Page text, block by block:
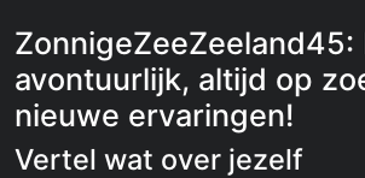
ZonnigeZeeZeeland45:
avontuurlijk, altijd op
nieuwe ervaringen!
Vertel wat over jezelf